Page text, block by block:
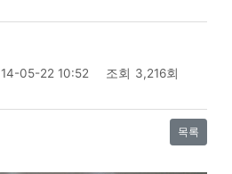
14-05-22 10:52 조회 3,216회
목록